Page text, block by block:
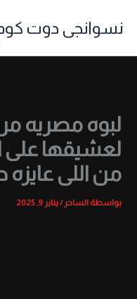
نسوانجى دوت
لبوه مصريه
لعشيقها على
من اللى
بواسطة الساحر/يناير 9, 2025